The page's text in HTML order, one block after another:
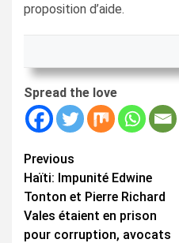
proposition d’aide.
Spread the love
Continue
Reading
Previous
Haïti: Impunité Edwine
Tonton et Pierre Richard
Vales étaient en prison
pour corruption, avocats